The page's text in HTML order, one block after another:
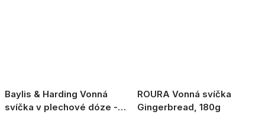
Baylis & Harding Vonná
svíčka v plechové dóze -
ROURA Vonná svíčka
Gingerbread, 180g